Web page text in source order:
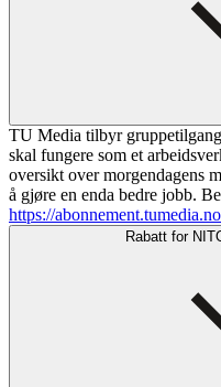
TU Media tilbyr
skal fungere som et
oversikt over morgendagens
å gjøre en enda bedre jobb.
https://
Rabatt for